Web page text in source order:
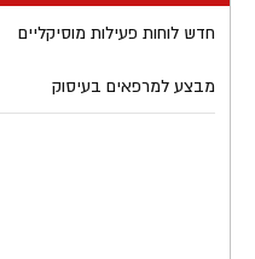
חדש לוחות פעילות מוסיקליים
מבצע למרפאים בעיסוק